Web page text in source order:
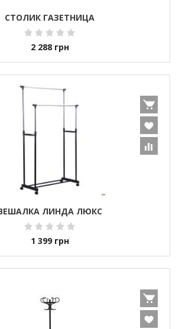
СТОЛИК ГАЗЕТНИЦА
2 288 грн
ЛИНДА ЛЮКС
1 399 грн